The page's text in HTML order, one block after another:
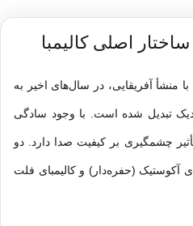
منشأ آفریقایی، در سال‌های اخیر به
تبدیل شده است. با وجود سادگی
چشمگیری بر کیفیت صدا دارد. دو
آکوستیک (حفره‌دار) و کالیمبای فلت